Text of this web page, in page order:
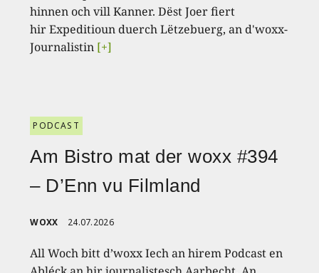
hinnen och vill Kanner. Dëst Joer fiert
hir Expeditioun duerch Lëtzebuerg, an d'woxx-
Journalistin [+]
PODCAST
Am Bistro mat der woxx #394
– D’Enn vu Filmland
WOXX 24.07.2026
All Woch bitt d’woxx Iech an hirem Podcast en